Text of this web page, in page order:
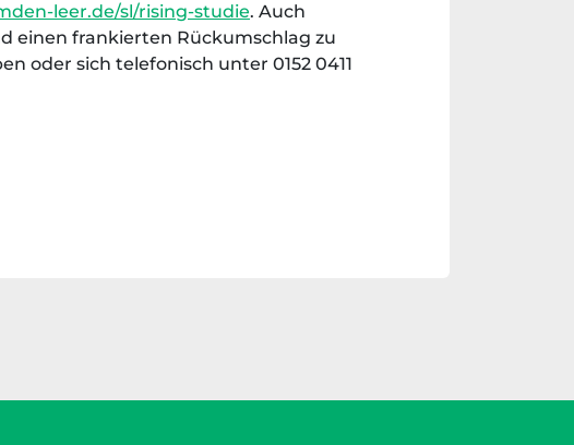
leer.de/sl/rising-studie. Auch
einen frankierten Rückumschlag zu
oder sich telefonisch unter 0152 0411